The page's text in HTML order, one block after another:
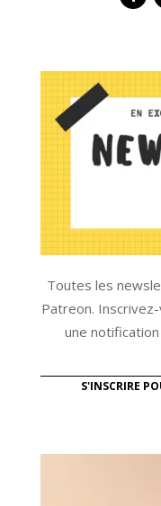
Toutes les
Patreon.
une
S'INSCRIRE